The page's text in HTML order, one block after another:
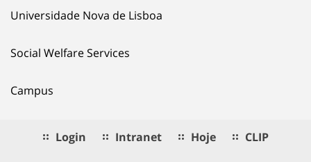
Universidade Nova de Lisboa
Social Welfare Services
Campus
Login Intranet Hoje CLIP